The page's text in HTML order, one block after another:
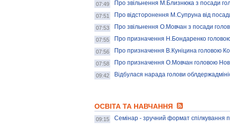
07:49 Про звільнення М.Близнюка з посади
07:51 Про відсторонення М.Супруна від
07:53 Про звільнення О.Мовчан з посади
07:55 Про призначення Н.Бондаренко головою
07:56 Про призначення В.Куніцина головою
07:58 Про призначення О.Мовчан головою
09:42 Відбулася нарада голови
ОСВІТА ТА НАВЧАННЯ
09:15 Семінар - зручний формат спілкування